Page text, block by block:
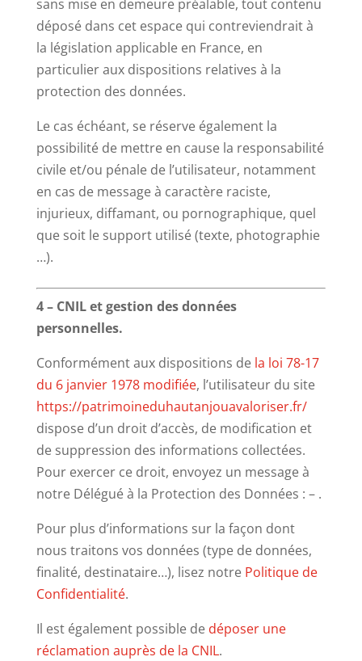
sans mise en demeure préalable, tout contenu
déposé dans cet espace qui contreviendrait à
la législation applicable en France, en
particulier aux dispositions relatives à la
protection des données.
Le cas échéant, se réserve également la
possibilité de mettre en cause la responsabilité
civile et/ou pénale de l’utilisateur, notamment
en cas de message à caractère raciste,
injurieux, diffamant, ou pornographique, quel
que soit le support utilisé (texte, photographie
…).
4 – CNIL et gestion des données
personnelles.
Conformément aux dispositions de la loi 78-17
du 6 janvier 1978 modifiée, l’utilisateur du site
https://patrimoineduhautanjouavaloriser.fr/
dispose d’un droit d’accès, de modification et
de suppression des informations collectées.
Pour exercer ce droit, envoyez un message à
notre Délégué à la Protection des Données : – .
Pour plus d’informations sur la façon dont
nous traitons vos données (type de données,
finalité, destinataire…), lisez notre Politique de
Confidentialité.
Il est également possible de déposer une
réclamation auprès de la CNIL.